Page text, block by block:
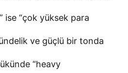
ise “çok yüksek para
ve güçlü bir tonda
“heavy